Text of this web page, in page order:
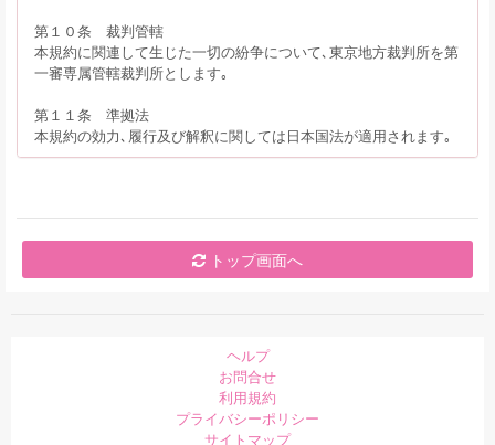
第１０条 裁判管轄
本規約に関連して生じた一切の紛争について､東京地方裁判所を第
一審専属管轄裁判所とします｡
第１１条 準拠法
本規約の効力､履行及び解釈に関しては日本国法が適用されます｡
トップ画面へ
ヘルプ
お問合せ
利用規約
プライバシーポリシー
サイトマップ